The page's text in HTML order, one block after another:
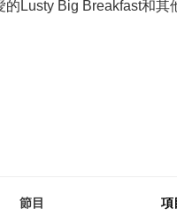
的 Lusty Big Breakfast和​其​
節目
項